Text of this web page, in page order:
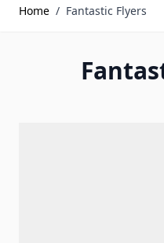
Home / Fantastic Flyers